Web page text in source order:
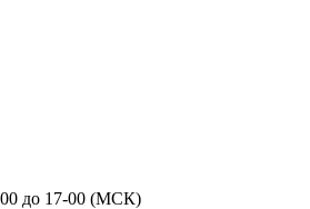
до 17-00 (МСК)